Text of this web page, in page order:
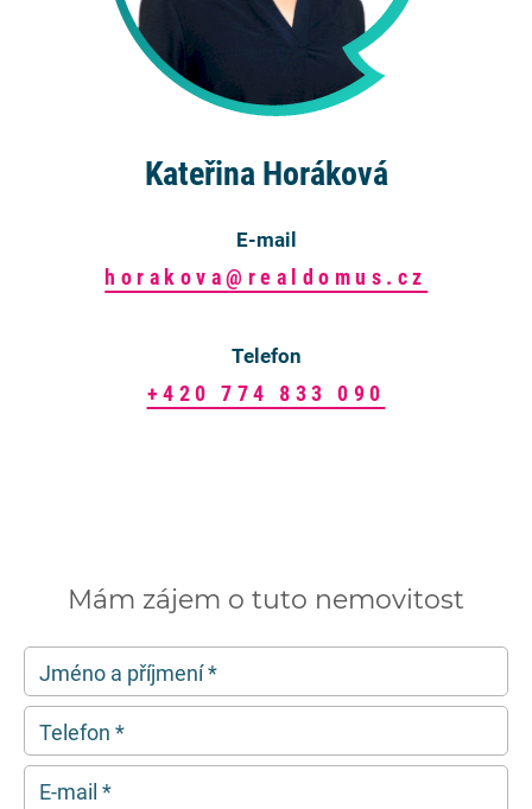
Kateřina Horáková
E-mail
horakova@realdomus.cz
Telefon
+420 774 833 090
Mám zájem o tuto nemovitost
Jméno a příjmení*
Telefon *
E-mail *